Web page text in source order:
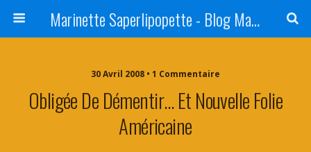
Marinette Saperlipopette - Blog Maman Angers Lifestyle - Ex Expat Montréal
30 Avril 2008 • 1 Commentaire
Obligée De Démentir… Et Nouvelle Folie
Américaine